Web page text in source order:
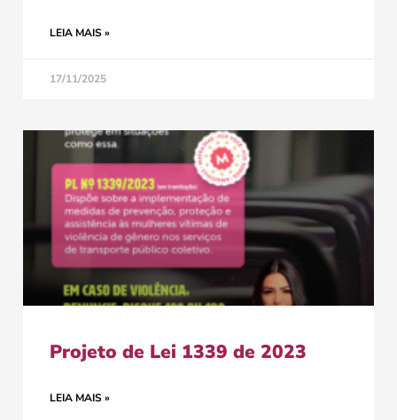
LEIA MAIS »
17/11/2025
Projeto de Lei 1339 de 2023
LEIA MAIS »